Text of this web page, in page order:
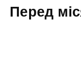
Перед